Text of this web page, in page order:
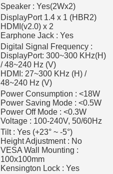
Speaker : Yes(2Wx2)
DisplayPort 1.4 x 1 (HBR2)
HDMI(v2.0) x 2
Earphone Jack : Yes
Digital Signal Frequency :
DisplayPort: 300~300 KHz(H)
/ 48~240 Hz (V)
HDMI: 27~300 KHz (H) /
48~240 Hz (V)
Power Consumption : <18W
Power Saving Mode : <0.5W
Power Off Mode : <0.3W
Voltage : 100-240V, 50/60Hz
Tilt : Yes (+23° ~ -5°)
Height Adjustment : No
VESA Wall Mounting :
100x100mm
Kensington Lock : Yes